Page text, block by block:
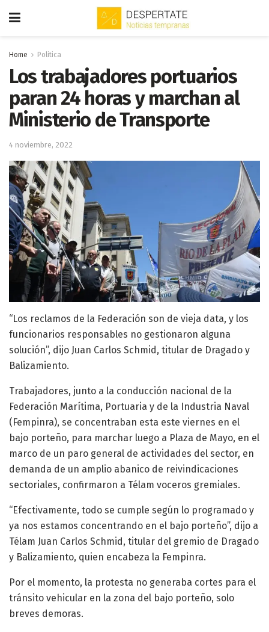
Home Politica
Los trabajadores portuarios
paran 24 horas y marchan al
Ministerio de Transporte
4 noviembre, 2022
“Los reclamos de la Federación son de vieja data, y los
funcionarios responsables no gestionaron alguna
solución”, dijo Juan Carlos Schmid, titular de Dragado y
Balizamiento.
Trabajadores, junto a la conducción nacional de la
Federación Marítima, Portuaria y de la Industria Naval
(Fempinra), se concentraban esta este viernes en el
bajo porteño, para marchar luego a Plaza de Mayo, en el
marco de un paro general de actividades del sector, en
demanda de un amplio abanico de reivindicaciones
sectoriales, confirmaron a Télam voceros gremiales.
“Efectivamente, todo se cumple según lo programado y
ya nos estamos concentrando en el bajo porteño”, dijo a
Télam Juan Carlos Schmid, titular del gremio de Dragado
y Balizamiento, quien encabeza la Fempinra.
Por el momento, la protesta no generaba cortes para el
tránsito vehicular en la zona del bajo porteño, solo
breves demoras.